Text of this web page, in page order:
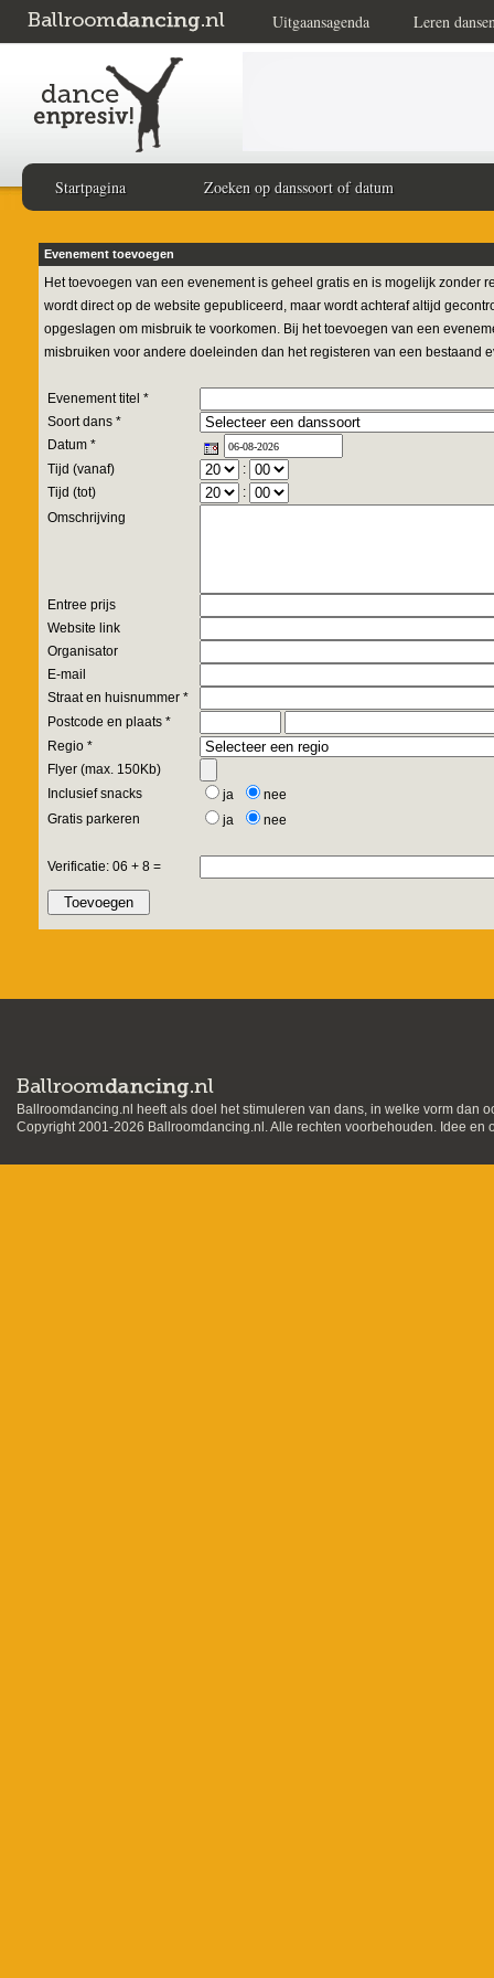
Uitgaansagenda Leren
Startpagina Zoeken op danssoort of datum
Evenement toevoegen
Het toevoegen van een evenement is geheel gratis en is mogelijk zonder
wordt direct op de website gepubliceerd, maar wordt achteraf altijd
opgeslagen om misbruik te voorkomen. Bij het toevoegen van een
misbruiken voor andere doeleinden dan het registeren van een bestaand
Evenement titel *
Soort dans *
Datum *
Tijd (vanaf)
:
Tijd (tot)
:
Omschrijving
Entree prijs
Website link
Organisator
E-mail
Straat en huisnummer *
Postcode en plaats *
Regio *
Flyer (max. 150Kb)
Inclusief snacks
ja
nee
Gratis parkeren
ja nee
Verificatie: 06 + 8 =
Toevoegen
Ballroomdancing.nl heeft als doel het stimuleren van dans, in welke vorm dan
Copyright 2001-2026 Ballroomdancing.nl. Alle rechten voorbehouden. Idee en